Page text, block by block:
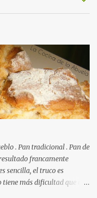
. Pan tradicional . Pan de
francamente
sencilla, el truco es
más dificultad que esa